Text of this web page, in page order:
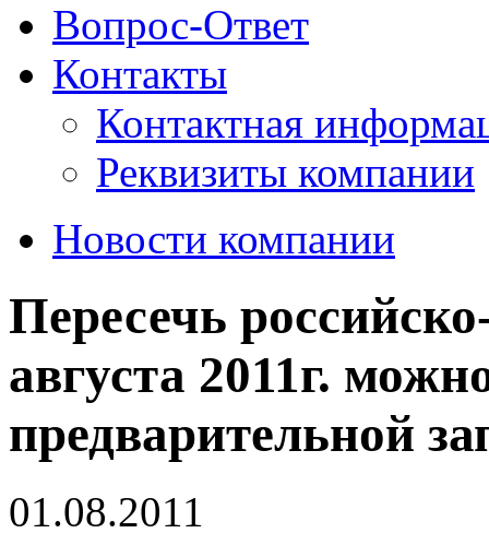
Вопрос-Ответ
Контакты
Контактная
Реквизиты компании
Новости компании
Пересечь
августа 2011г.
предварительной
01.08.2011